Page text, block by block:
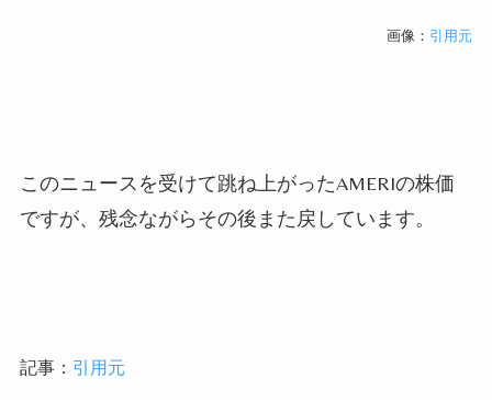
画像： 引用元
このニュースを受けて跳ね上がったAMERIの株価
ですが、残念ながらその後また戻しています。
記事： 引用元